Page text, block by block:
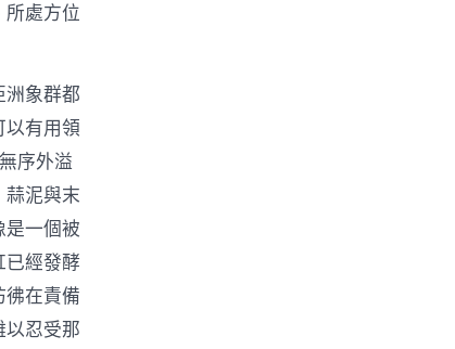
處方位
洲象群都
有用領
序外溢
泥與末
是一個被
經發酵
在責備
以忍受那